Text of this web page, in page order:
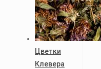
Цветки
Клевера